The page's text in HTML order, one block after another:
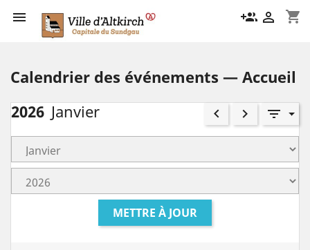
 shopping_cart
group_add 
Calendrier des événements — Accueil
2026 Janvier keyboard_arrow_left keyboard_arrow_right filter_list
METTRE À JOUR